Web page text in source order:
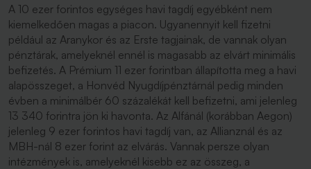
A 10 ezer forintos egységes havi tagdíj egyébként nem
kiemelkedően magas a piacon. Ugyanennyit kell fizetni
például az Aranykor és az Erste tagjainak, de vannak olyan
pénztárak, amelyeknél ennél is magasabb az elvárt minimális
befizetés. A Prémium 11 ezer forintban állapította meg a havi
alapösszeget, a Honvéd Nyugdíjpénztárnál pedig minden
évben a minimálbér 60 százalékát kell befizetni, ami jelenleg
13 340 forintra jön ki havonta. Az Alfánál (korábban Aegon)
jelenleg 9 ezer forintos havi tagdíj van, az Allianznál és az
MBH-nál 8 ezer forint az elvárás. Vannak persze olyan
intézmények is, amelyeknél kisebb ez az összeg, a